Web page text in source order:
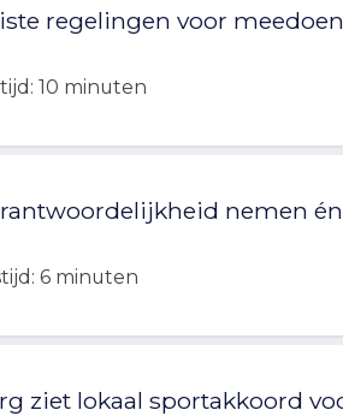
regelingen voor meedoen
10 minuten
nemen én
6 minuten
ziet lokaal sportakkoord